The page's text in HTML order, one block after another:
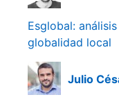
Esglobal:
globalidad local
Julio